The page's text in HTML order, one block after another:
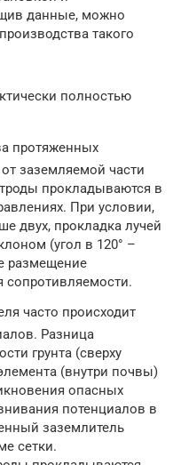
данные, можно
такого
полностью
протяженных
заземляемой части
прокладываются в
При условии,
двух, прокладка лучей
(угол в 120° –
размещение
сопротивляемости.
часто происходит
Разница
грунта (сверху
(внутри почвы)
опасных
потенциалов в
заземлитель
сетки.